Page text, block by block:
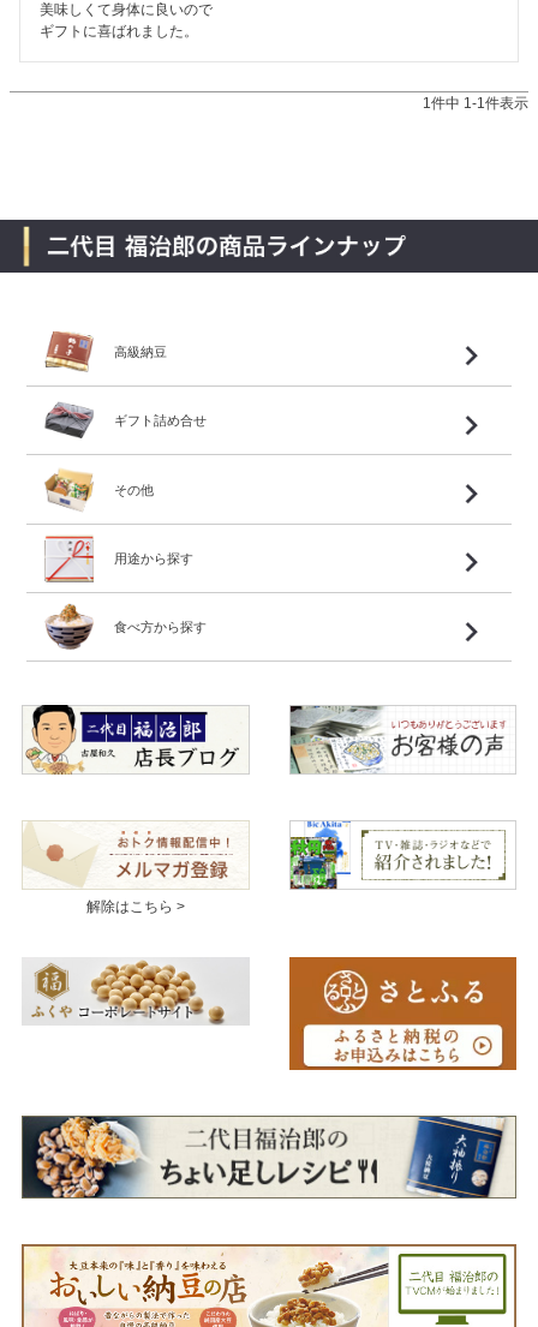
美味しくて身体に良いので
ギフトに喜ばれました。
1件中 1-1件表示
高級納豆
ギフト詰め合せ
その他
用途から探す
食べ方から探す
解除はこちら >